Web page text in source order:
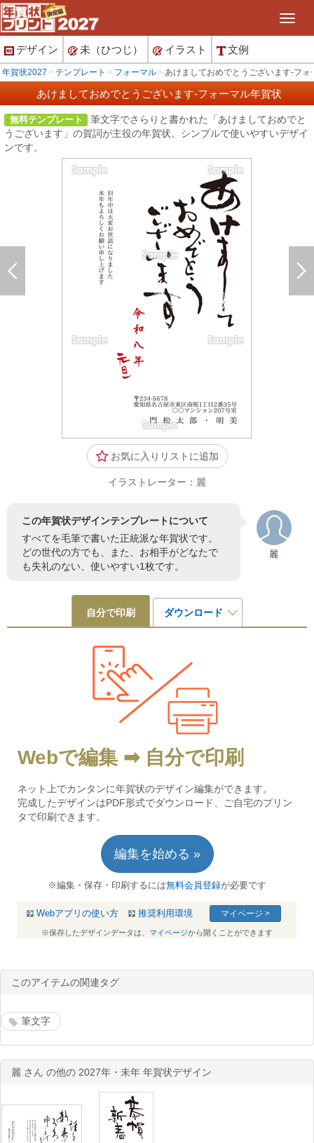
デザイン 未（ひつじ） イラスト 文例
年賀状2027 テンプレート フォーマル あけましておめでとうございます-フォ
あけましておめでとうございます-フォーマル年賀状
無料テンプレート
筆文字でさらりと書かれた「あけましておめでと
うございます」の賀詞が主役の年賀状。シンプルで使いやすいデザイ
ンです。
お気に入りリストに追加
イラストレーター：麗
麗
この年賀状デザインテンプレートについて
すべてを毛筆で書いた正統派な年賀状です。
どの世代の方でも、また、お相手がどなたで
も失礼のない、使いやすい1枚です。
自分で印刷 ダウンロード
Webで編集 ➡ 自分で印刷
ネット上でカンタンに年賀状のデザイン編集ができます。
完成したデザインはPDF形式でダウンロード、ご自宅のプリン
タで印刷できます。
編集を始める »
※編集・保存・印刷するには無料会員登録が必要です
Webアプリの使い方 推奨利用環境 マイページ >
※保存したデザインデータは、 マイページから開くことができます
このアイテムの関連タグ
筆文字
麗 さん の他の 2027年・未年 年賀状デザイン